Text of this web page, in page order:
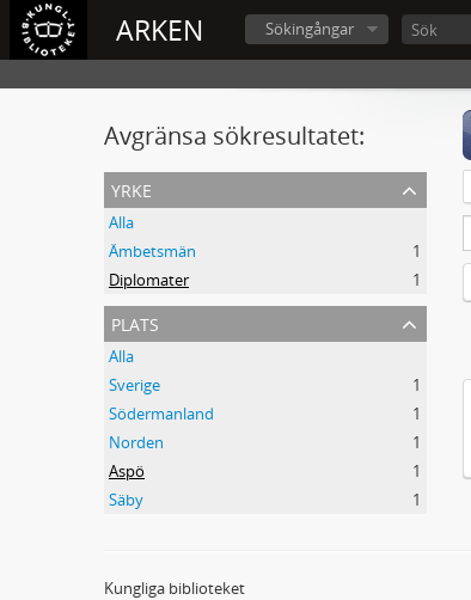
ARKEN Sökingångar
Avgränsa sökresultatet:
yrke
Alla
Ämbetsmän
1
Diplomater
1
plats
Alla
Sverige
1
Södermanland
1
Norden
1
Aspö
1
Säby
1
Kungliga biblioteket